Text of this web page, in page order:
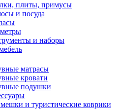
плиты, примусы
и посуда
и наборы
матрасы
кровати
подушки
и туристические коврики